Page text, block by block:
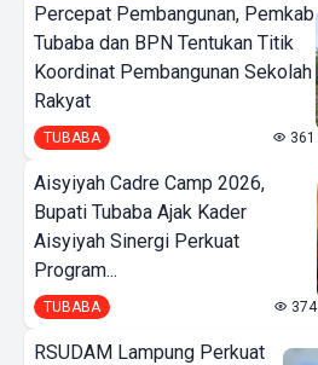
Percepat Pembangunan, Pemkab
Tubaba dan BPN Tentukan Titik
Koordinat Pembangunan Sekolah
Rakyat
TUBABA 361
Aisyiyah Cadre Camp 2026,
Bupati Tubaba Ajak Kader
Aisyiyah Sinergi Perkuat
Program...
TUBABA 374
RSUDAM Lampung Perkuat